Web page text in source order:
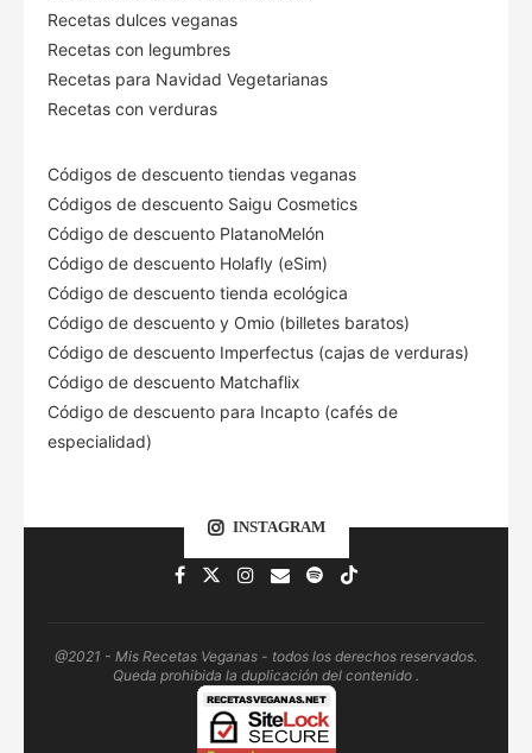
Recetas dulces veganas
Recetas con legumbres
Recetas para Navidad Vegetarianas
Recetas con verduras
Códigos de descuento tiendas veganas
Códigos de descuento Saigu Cosmetics
Código de descuento PlatanoMelón
Código de descuento Holafly (eSim)
Código de descuento tienda ecológica
Código de descuento y Omio (billetes baratos)
Código de descuento Imperfectus (cajas de verduras)
Código de descuento Matchaflix
Código de descuento para Incapto (cafés de
especialidad)
INSTAGRAM
@2021 - Mis Recetas Veganas - todos los derechos reservados.
Queda prohibida la duplicación del contenido .